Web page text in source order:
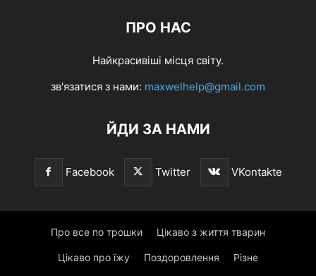
ПРО НАС
Найкрасивіші місця світу.
зв'язатися з нами: maxwelhelp@gmail.com
ЙДИ ЗА НАМИ
Facebook Twitter VKontakte
Про все по трошки Цікаво з життя тварин
Цікаво про їжу Поздоровлення Різне